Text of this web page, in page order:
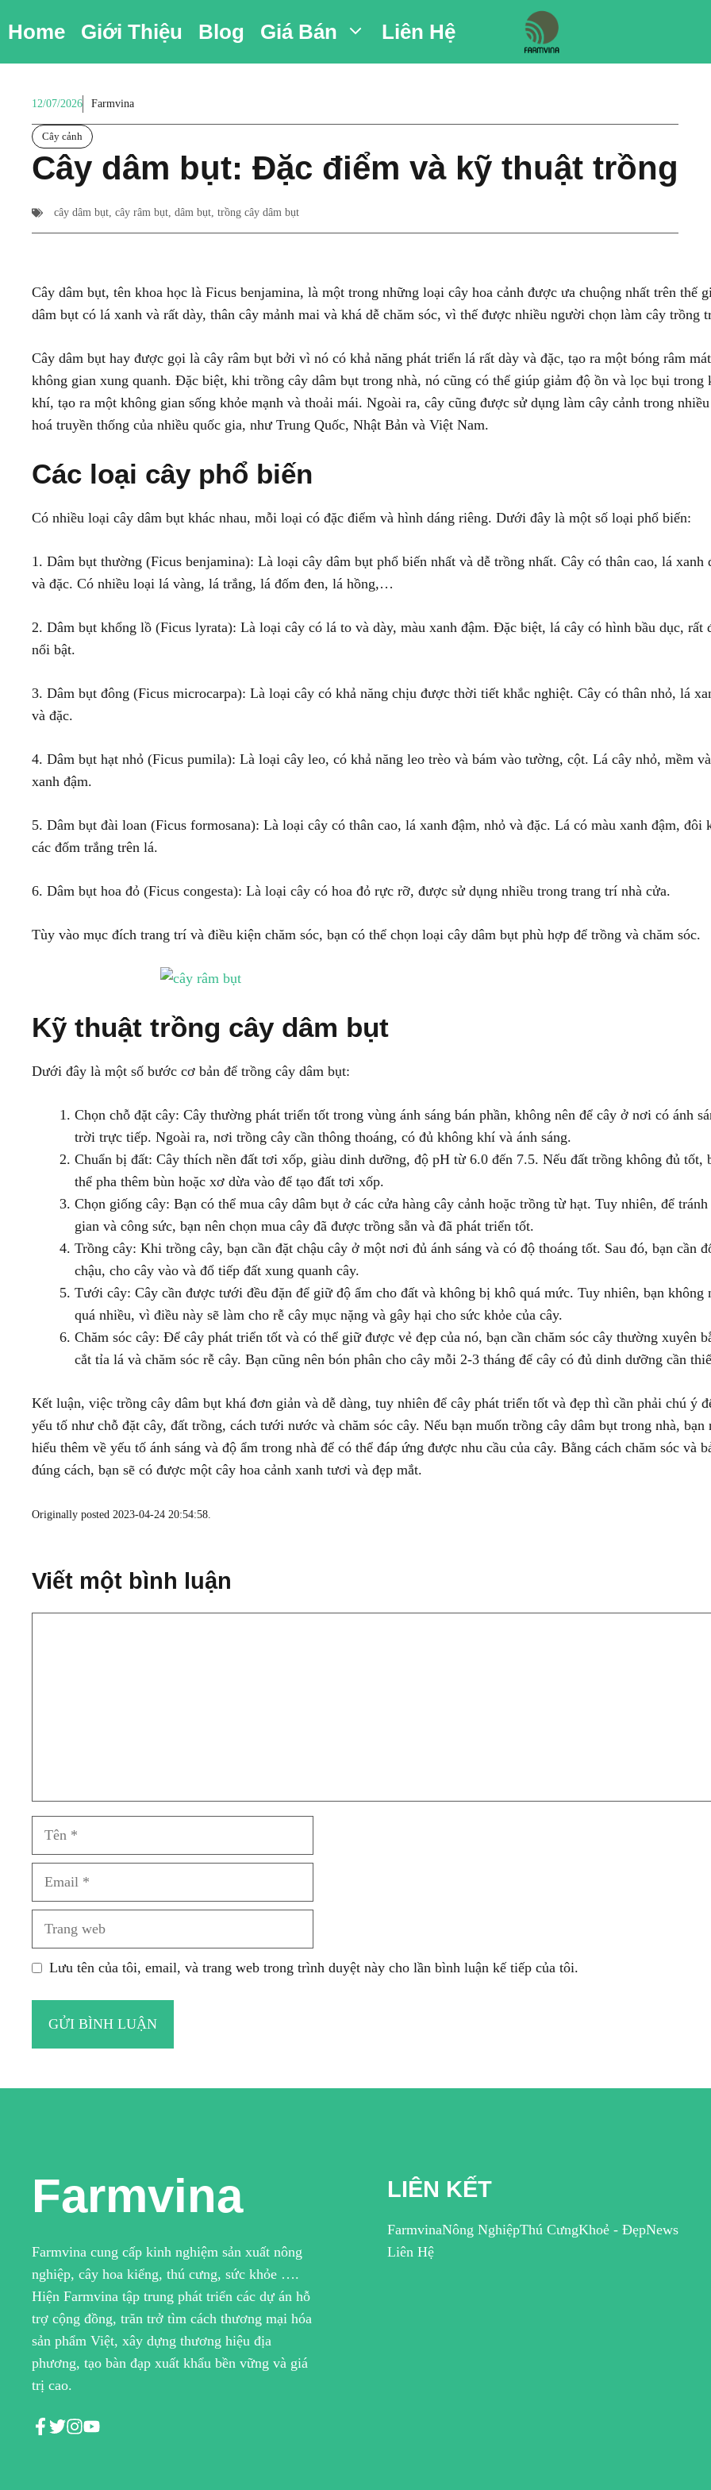
đếnHome Giới Thiệu Blog Giá Bán Liên Hệ
12/07/2026 Farmvina
Cây cảnh
Cây dâm bụt: Đặc điểm và kỹ thuật trồng
cây dâm bụt, cây râm bụt, dâm bụt, trồng cây dâm bụt
Cây dâm bụt, tên khoa học là Ficus benjamina, là một trong những loại cây hoa cảnh được ưa chuộng nhất trên thế
dâm bụt có lá xanh và rất dày, thân cây mảnh mai và khá dễ chăm sóc, vì thế được nhiều người chọn làm cây trồng
Cây dâm bụt hay được gọi là cây râm bụt bởi vì nó có khả năng phát triển lá rất dày và đặc, tạo ra một bóng râm
không gian xung quanh. Đặc biệt, khi trồng cây dâm bụt trong nhà, nó cũng có thể giúp giảm độ ồn và lọc bụi trong
khí, tạo ra một không gian sống khỏe mạnh và thoải mái. Ngoài ra, cây cũng được sử dụng làm cây cảnh trong
hoá truyền thống của nhiều quốc gia, như Trung Quốc, Nhật Bản và Việt Nam.
Các loại cây phổ biến
Có nhiều loại cây dâm bụt khác nhau, mỗi loại có đặc điểm và hình dáng riêng. Dưới đây là một số loại phổ biến:
1. Dâm bụt thường (Ficus benjamina): Là loại cây dâm bụt phổ biến nhất và dễ trồng nhất. Cây có thân cao, lá xanh
và đặc. Có nhiều loại lá vàng, lá trắng, lá đốm đen, lá hồng,…
2. Dâm bụt khổng lồ (Ficus lyrata): Là loại cây có lá to và dày, màu xanh đậm. Đặc biệt, lá cây có hình bầu dục, rất
nổi bật.
3. Dâm bụt đông (Ficus microcarpa): Là loại cây có khả năng chịu được thời tiết khắc nghiệt. Cây có thân nhỏ, lá
và đặc.
4. Dâm bụt hạt nhỏ (Ficus pumila): Là loại cây leo, có khả năng leo trèo và bám vào tường, cột. Lá cây nhỏ, mềm
xanh đậm.
5. Dâm bụt đài loan (Ficus formosana): Là loại cây có thân cao, lá xanh đậm, nhỏ và đặc. Lá có màu xanh đậm, đôi
các đốm trắng trên lá.
6. Dâm bụt hoa đỏ (Ficus congesta): Là loại cây có hoa đỏ rực rỡ, được sử dụng nhiều trong trang trí nhà cửa.
Tùy vào mục đích trang trí và điều kiện chăm sóc, bạn có thể chọn loại cây dâm bụt phù hợp để trồng và chăm sóc.
Kỹ thuật trồng cây dâm bụt
Dưới đây là một số bước cơ bản để trồng cây dâm bụt:
Chọn chỗ đặt cây: Cây thường phát triển tốt trong vùng ánh sáng bán phần, không nên để cây ở nơi có ánh
trời trực tiếp. Ngoài ra, nơi trồng cây cần thông thoáng, có đủ không khí và ánh sáng.
Chuẩn bị đất: Cây thích nền đất tơi xốp, giàu dinh dưỡng, độ pH từ 6.0 đến 7.5. Nếu đất trồng không đủ tốt,
thể pha thêm bùn hoặc xơ dừa vào để tạo đất tơi xốp.
Chọn giống cây: Bạn có thể mua cây dâm bụt ở các cửa hàng cây cảnh hoặc trồng từ hạt. Tuy nhiên, để
gian và công sức, bạn nên chọn mua cây đã được trồng sẵn và đã phát triển tốt.
Trồng cây: Khi trồng cây, bạn cần đặt chậu cây ở một nơi đủ ánh sáng và có độ thoáng tốt. Sau đó, bạn cần
chậu, cho cây vào và đổ tiếp đất xung quanh cây.
Tưới cây: Cây cần được tưới đều đặn để giữ độ ẩm cho đất và không bị khô quá mức. Tuy nhiên, bạn không
quá nhiều, vì điều này sẽ làm cho rễ cây mục nặng và gây hại cho sức khỏe của cây.
Chăm sóc cây: Để cây phát triển tốt và có thể giữ được vẻ đẹp của nó, bạn cần chăm sóc cây thường xuyên
cắt tỉa lá và chăm sóc rễ cây. Bạn cũng nên bón phân cho cây mỗi 2-3 tháng để cây có đủ dinh dưỡng cần
Kết luận, việc trồng cây dâm bụt khá đơn giản và dễ dàng, tuy nhiên để cây phát triển tốt và đẹp thì cần phải chú ý
yếu tố như chỗ đặt cây, đất trồng, cách tưới nước và chăm sóc cây. Nếu bạn muốn trồng cây dâm bụt trong nhà, bạn
hiểu thêm về yếu tố ánh sáng và độ ẩm trong nhà để có thể đáp ứng được nhu cầu của cây. Bằng cách chăm sóc và
đúng cách, bạn sẽ có được một cây hoa cảnh xanh tươi và đẹp mắt.
Originally posted 2023-04-24 20:54:58.
Viết một bình luận
Tên
Email
Trang
Lưu tên của tôi, email, và trang web trong trình duyệt này cho lần bình luận kế tiếp của tôi.
Farmvina
Farmvina cung cấp kinh nghiệm sản xuất nông
nghiệp, cây hoa kiểng, thú cưng, sức khỏe ….
Hiện Farmvina tập trung phát triển các dự án hỗ
trợ cộng đồng, trăn trở tìm cách thương mại hóa
sản phẩm Việt, xây dựng thương hiệu địa
phương, tạo bàn đạp xuất khẩu bền vững và giá
trị cao.
LIÊN KẾT
FarmvinaNông NghiệpThú CưngKhoẻ - ĐẹpNews
Liên Hệ